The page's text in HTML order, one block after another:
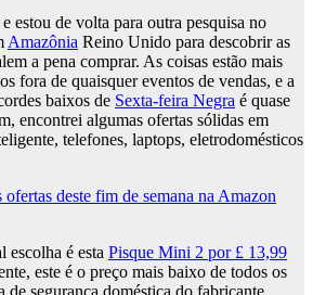
estou de volta para outra pesquisa no
Amazônia Reino Unido para descobrir as
a pena comprar. As coisas estão mais
fora de quaisquer eventos de vendas, e a
baixos de Sexta-feira Negra é quase
encontrei algumas ofertas sólidas em
telefones, laptops, eletrodomésticos
ofertas deste fim de semana na Amazon
escolha é esta Pisque Mini 2 por £ 13,99
este é o preço mais baixo de todos os